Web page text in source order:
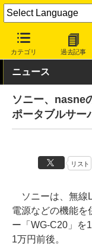
カテゴリ 過去記事
INTERNET Watch ハ
ニュース
ソニー、nasne
ポータブルサー
リスト
ソニーは、無線
電源などの機能を
ー「WG-C20」を
1万円前後。